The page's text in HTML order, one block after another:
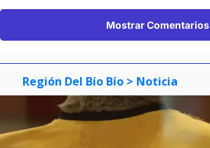
Mostrar Comentarios
Región Del Bío Bío > Noticia